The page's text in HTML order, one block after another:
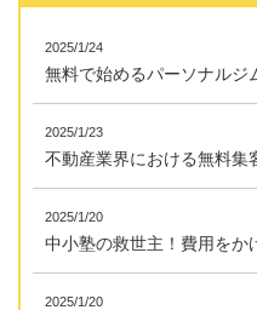
2025/1/24
無料で始めるパーソナルジ
2025/1/23
不動産業界における無料集
2025/1/20
中小塾の救世主！費用をか
2025/1/20